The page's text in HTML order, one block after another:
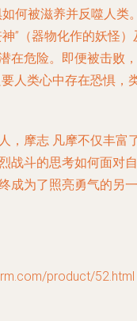
何被滋养并反噬人类
”（器物化作的妖怪）
在危险。即便被击败，
人类心中存在恐惧，
，摩志 凡摩不仅丰富
战斗的思考如何面对自
成为了照亮勇气的另一
product/52.html